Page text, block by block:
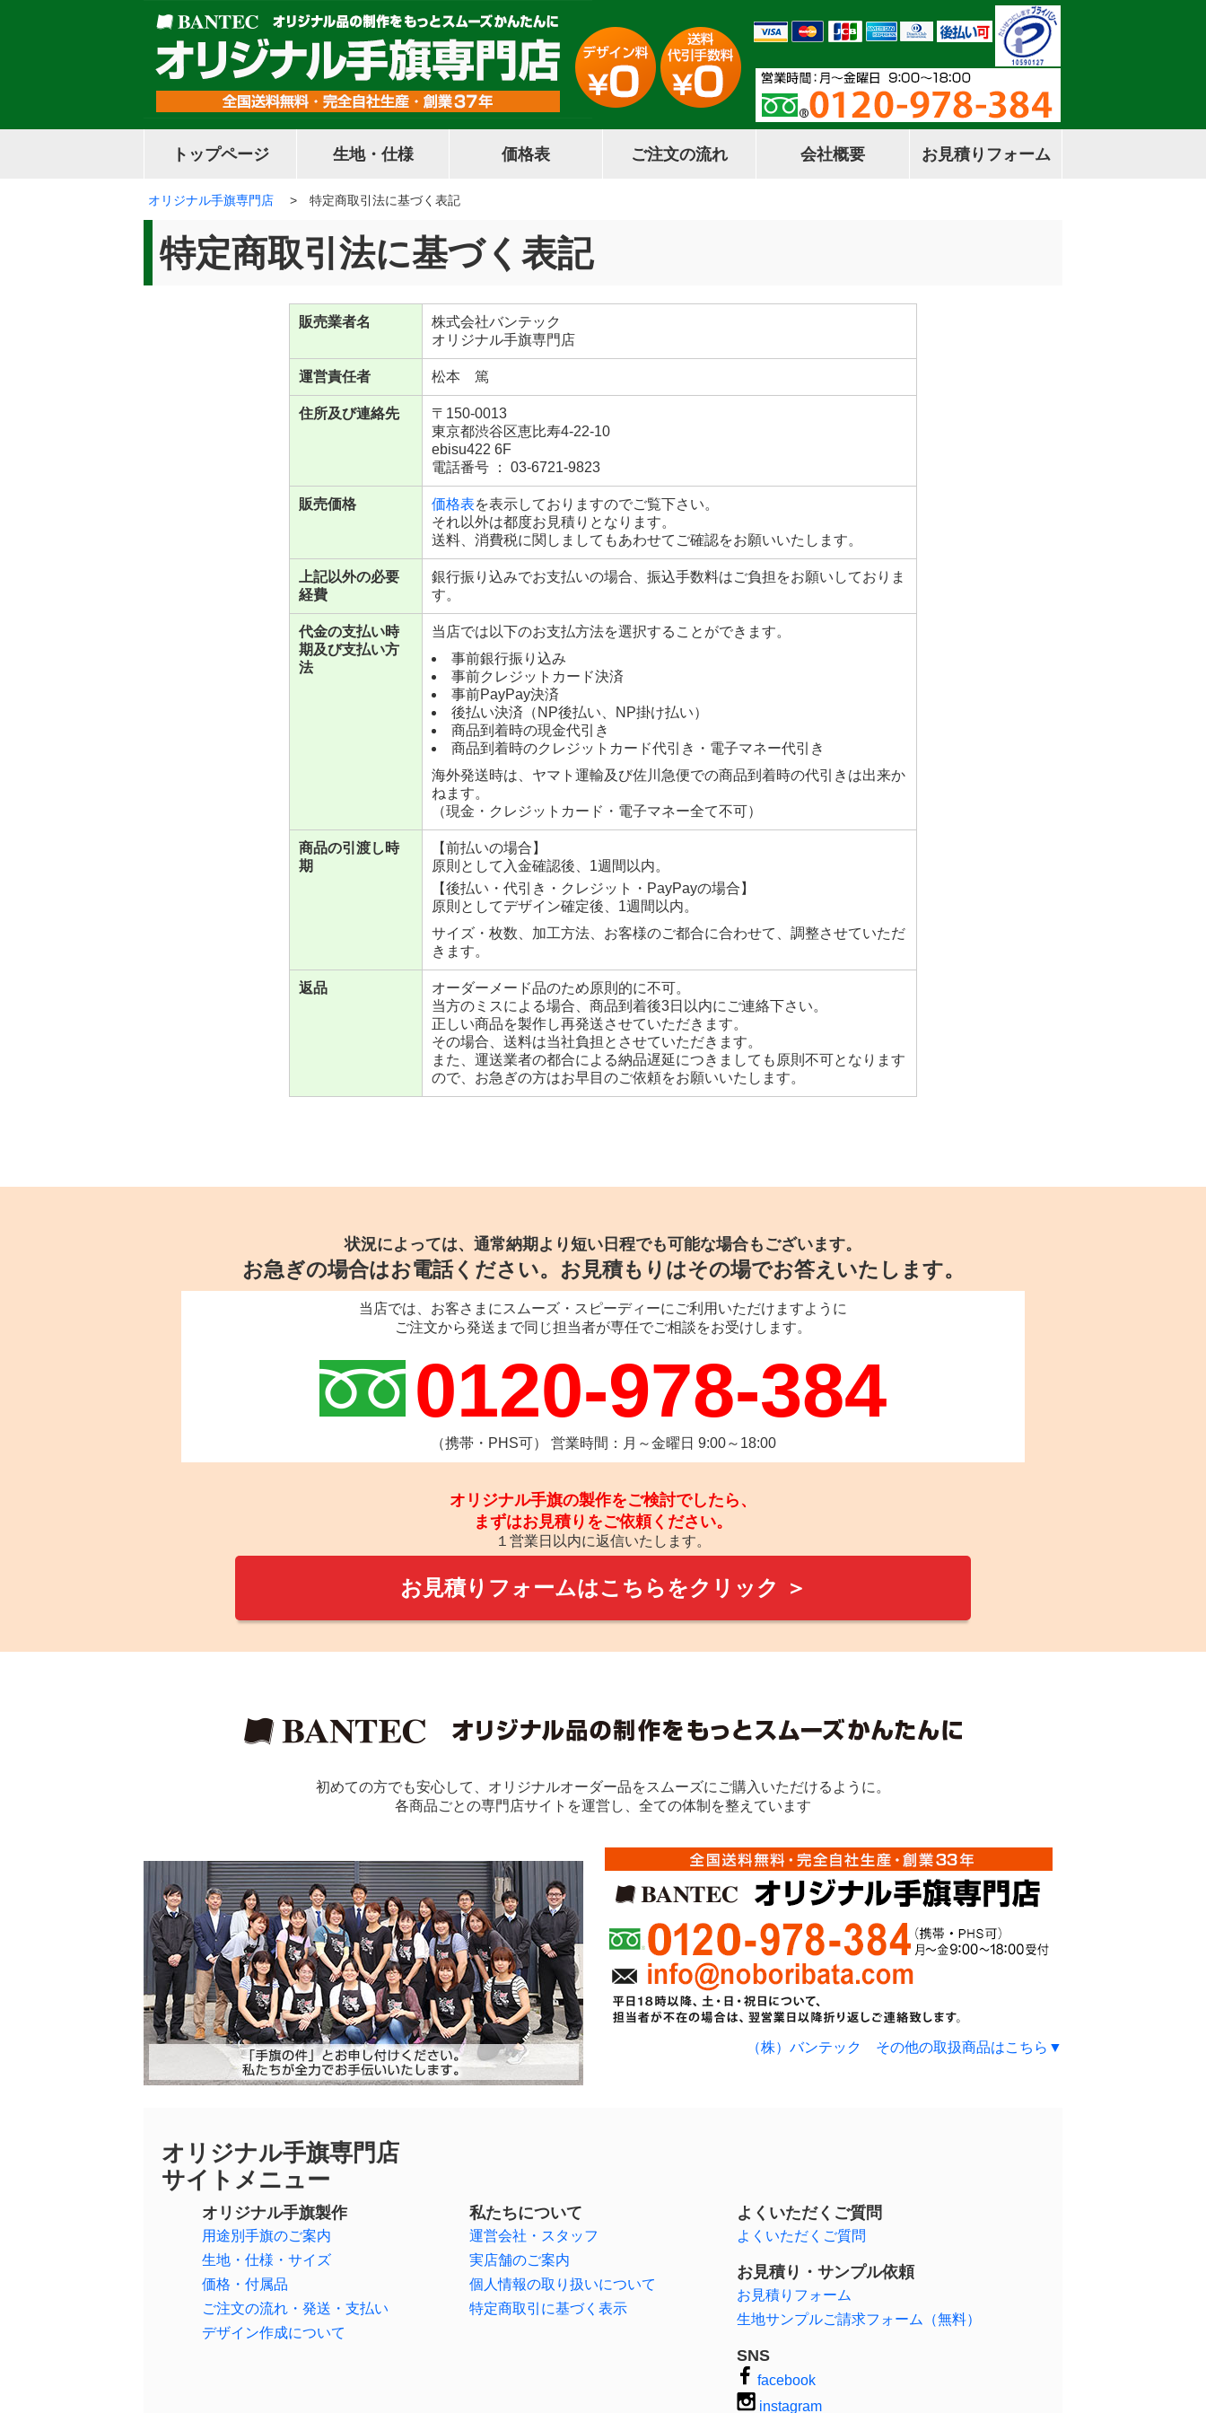
トップページ 生地・仕様 価格表 ご注文の流れ 会社概要 お見積りフォーム
オリジナル手旗専門店 特定商取引法に基づく表記
特定商取引法に基づく表記
販売業者名
株式会社バンテック
オリジナル手旗専門店
運営責任者 松本 篤
住所及び連絡先
〒150-0013
東京都渋谷区恵比寿4-22-10
ebisu422 6F
電話番号 ： 03-6721-9823
販売価格 価格表を表示しておりますのでご覧下さい。
それ以外は都度お見積りとなります。
送料、消費税に関しましてもあわせてご確認をお願いいたします。
上記以外の必要
経費
銀行振り込みでお支払いの場合、振込手数料はご負担をお願いしておりま
す。
代金の支払い時
期及び支払い方
法
当店では以下のお支払方法を選択することができます。
事前銀行振り込み
事前クレジットカード決済
事前PayPay決済
後払い決済（NP後払い、NP掛け払い）
商品到着時の現金代引き
商品到着時のクレジットカード代引き・電子マネー代引き
海外発送時は、ヤマト運輸及び佐川急便での商品到着時の代引きは出来か
ねます。
（現金・クレジットカード・電子マネー全て不可）
商品の引渡し時
期
【前払いの場合】
原則として入金確認後、1週間以内。
【後払い・代引き・クレジット・PayPayの場合】
原則としてデザイン確定後、1週間以内。
サイズ・枚数、加工方法、お客様のご都合に合わせて、調整させていただ
きます。
返品
オーダーメード品のため原則的に不可。
当方のミスによる場合、商品到着後3日以内にご連絡下さい。
正しい商品を製作し再発送させていただきます。
その場合、送料は当社負担とさせていただきます。
また、運送業者の都合による納品遅延につきましても原則不可となります
ので、お急ぎの方はお早目のご依頼をお願いいたします。
状況によっては、通常納期より短い日程でも可能な場合もございます。
お急ぎの場合はお電話ください。 お見積もりはその場でお答えいたします。
当店では、お客さまにスムーズ・スピーディーにご利用いただけますように
ご注文から発送まで同じ担当者が専任でご相談をお受けします。
0120-978-384
（携帯・PHS可） 営業時間：月～金曜日 9:00～18:00
オリジナル手旗の製作をご検討でしたら、
まずはお見積りをご依頼ください。
１営業日以内に返信いたします。
お見積りフォームはこちらをクリック ＞
初めての方でも安心して、オリジナルオーダー品をスムーズにご購入いただけるように。
各商品ごとの専門店サイトを運営し、全ての体制を整えています
（株）バンテック その他の取扱商品はこちら▼
オリジナル手旗専門店
サイトメニュー
オリジナル手旗製作
用途別手旗のご案内
生地・仕様・サイズ
価格・付属品
ご注文の流れ・発送・支払い
デザイン作成について
私たちについて
運営会社・スタッフ
実店舗のご案内
個人情報の取り扱いについて
特定商取引に基づく表示
よくいただくご質問
よくいただくご質問
お見積り・サンプル依頼
お見積りフォーム
生地サンプルご請求フォーム（無料）
SNS
facebook
instagram